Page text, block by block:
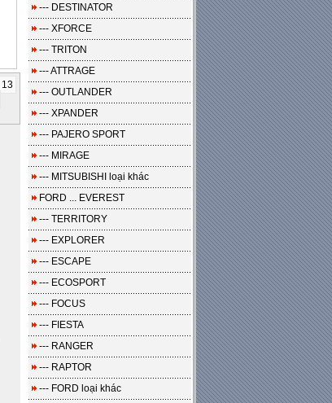
13
--- DESTINATOR
--- XFORCE
--- TRITON
--- ATTRAGE
--- OUTLANDER
--- XPANDER
--- PAJERO SPORT
--- MIRAGE
--- MITSUBISHI loại khác
FORD ... EVEREST
--- TERRITORY
--- EXPLORER
--- ESCAPE
--- ECOSPORT
--- FOCUS
--- FIESTA
--- RANGER
--- RAPTOR
--- FORD loại khác